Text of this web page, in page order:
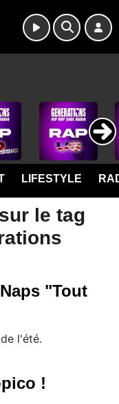
LIFESTYLE
le tag
"Tout
l'été.
!